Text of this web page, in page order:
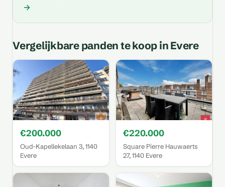
→
Vergelijkbare panden te koop in Evere
€200.000
Oud-Kapellekelaan 3, 1140
Evere
€220.000
Square Pierre Hauwaerts
27, 1140 Evere